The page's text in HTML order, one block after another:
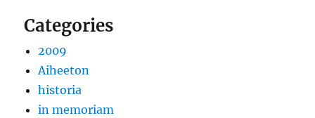
Categories
2009
Aiheeton
historia
in memoriam